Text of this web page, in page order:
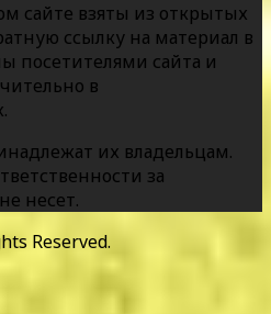
сайте взяты из открытых
ссылку на материал в
посетителями сайта и
в
их владельцам.
за
несет.
Reserved.